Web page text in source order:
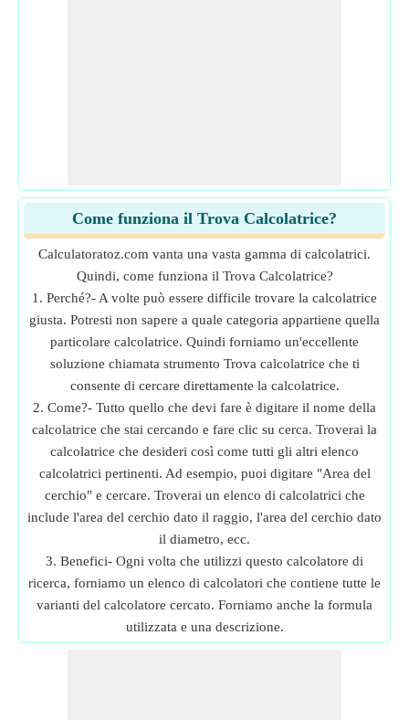
Come funziona il Trova Calcolatrice?
Calculatoratoz.com vanta una vasta gamma di calcolatrici.
Quindi, come funziona il Trova Calcolatrice?
1. Perché?- A volte può essere difficile trovare la calcolatrice
giusta. Potresti non sapere a quale categoria appartiene quella
particolare calcolatrice. Quindi forniamo un'eccellente
soluzione chiamata strumento Trova calcolatrice che ti
consente di cercare direttamente la calcolatrice.
2. Come?- Tutto quello che devi fare è digitare il nome della
calcolatrice che stai cercando e fare clic su cerca. Troverai la
calcolatrice che desideri così come tutti gli altri elenco
calcolatrici pertinenti. Ad esempio, puoi digitare "Area del
cerchio" e cercare. Troverai un elenco di calcolatrici che
include l'area del cerchio dato il raggio, l'area del cerchio dato
il diametro, ecc.
3. Benefici- Ogni volta che utilizzi questo calcolatore di
ricerca, forniamo un elenco di calcolatori che contiene tutte le
varianti del calcolatore cercato. Forniamo anche la formula
utilizzata e una descrizione.